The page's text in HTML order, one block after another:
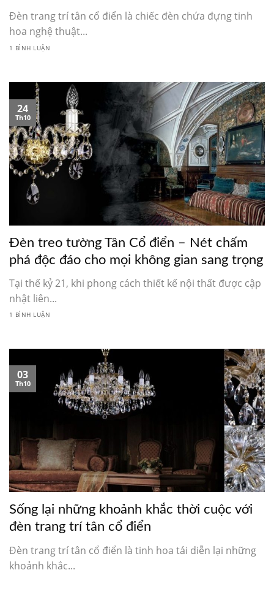
Đèn trang trí tân cổ điển là chiếc đèn chứa đựng tinh
hoa nghệ thuật...
1 BÌNH LUẬN
Đèn treo tường Tân Cổ điển – Nét chấm
phá độc đáo cho mọi không gian sang trọng
Tại thế kỷ 21, khi phong cách thiết kế nội thất được cập
nhật liên...
1 BÌNH LUẬN
24
Th10
Sống lại những khoảnh khắc thời cuộc với
đèn trang trí tân cổ điển
Đèn trang trí tân cổ điển là tinh hoa tái diễn lại những
khoảnh khắc...
03
Th10